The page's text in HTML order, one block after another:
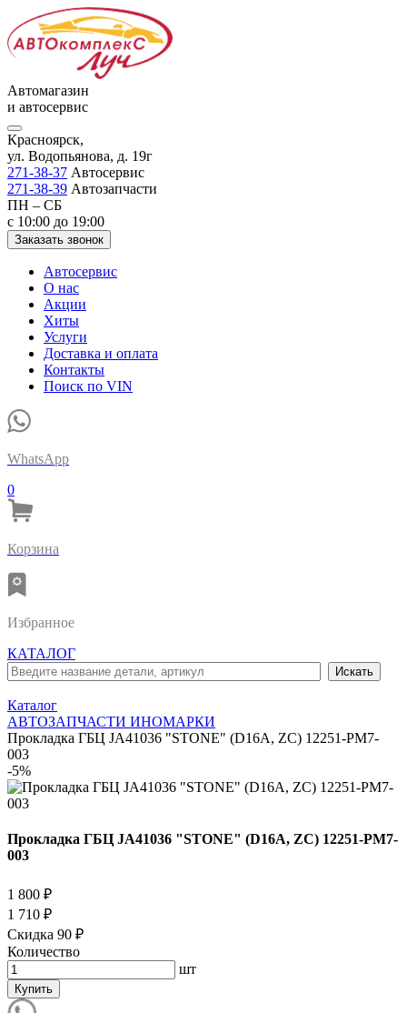
Автомагазин
и автосервис
Красноярск,
ул. Водопьянова, д. 19г
271-38-37 Автосервис
271-38-39 Автозапчасти
ПН – СБ
с 10:00 до 19:00
Заказать звонок
Автосервис
О нас
Акции
Хиты
Услуги
Доставка и оплата
Контакты
Поиск по VIN
WhatsApp
0
Корзина
Избранное
КАТАЛОГ
Каталог
АВТОЗАПЧАСТИ ИНОМАРКИ
Прокладка ГБЦ JA41036 "STONE" (D16A, ZC) 12251-PM7-
003
-5%
Прокладка ГБЦ JA41036 "STONE" (D16A, ZC) 12251-PM7-
003
1 800 ₽
1 710 ₽
Скидка 90 ₽
Количество
шт
Купить